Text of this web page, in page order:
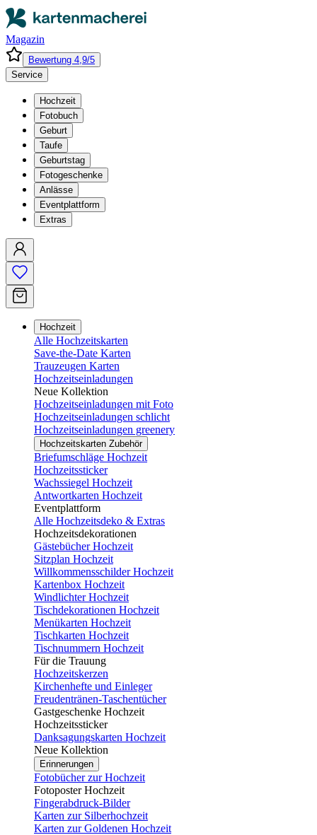
Magazin
Bewertung 4,9/5
Service
Hochzeit
Fotobuch
Geburt
Taufe
Geburtstag
Fotogeschenke
Anlässe
Eventplattform
Extras
Hochzeit
Alle Hochzeitskarten
Save-the-Date Karten
Trauzeugen Karten
Hochzeitseinladungen
Neue Kollektion
Hochzeitseinladungen mit Foto
Hochzeitseinladungen schlicht
Hochzeitseinladungen greenery
Hochzeitskarten Zubehör
Briefumschläge Hochzeit
Hochzeitssticker
Wachssiegel Hochzeit
Antwortkarten Hochzeit
Eventplattform
Alle Hochzeitsdeko & Extras
Hochzeitsdekorationen
Gästebücher Hochzeit
Sitzplan Hochzeit
Willkommensschilder Hochzeit
Kartenbox Hochzeit
Windlichter Hochzeit
Tischdekorationen Hochzeit
Menükarten Hochzeit
Tischkarten Hochzeit
Tischnummern Hochzeit
Für die Trauung
Hochzeitskerzen
Kirchenhefte und Einleger
Freudentränen-Taschentücher
Gastgeschenke Hochzeit
Hochzeitssticker
Danksagungskarten Hochzeit
Neue Kollektion
Erinnerungen
Fotobücher zur Hochzeit
Fotoposter Hochzeit
Fingerabdruck-Bilder
Karten zur Silberhochzeit
Karten zur Goldenen Hochzeit